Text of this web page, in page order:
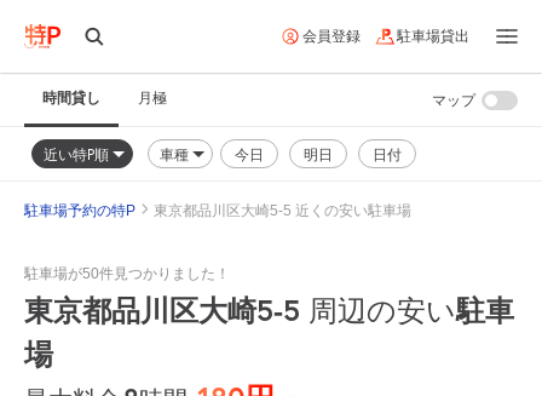
会員登録 駐車場貸出
時間貸し 月極
近い特P順 車種 今日 明日 日付
マップ
駐車場予約の特P 東京都品川区大崎5-5 近くの安い駐車場
駐車場が50件見つかりました！
東京都品川区大崎5-5 周辺の安い駐車
場